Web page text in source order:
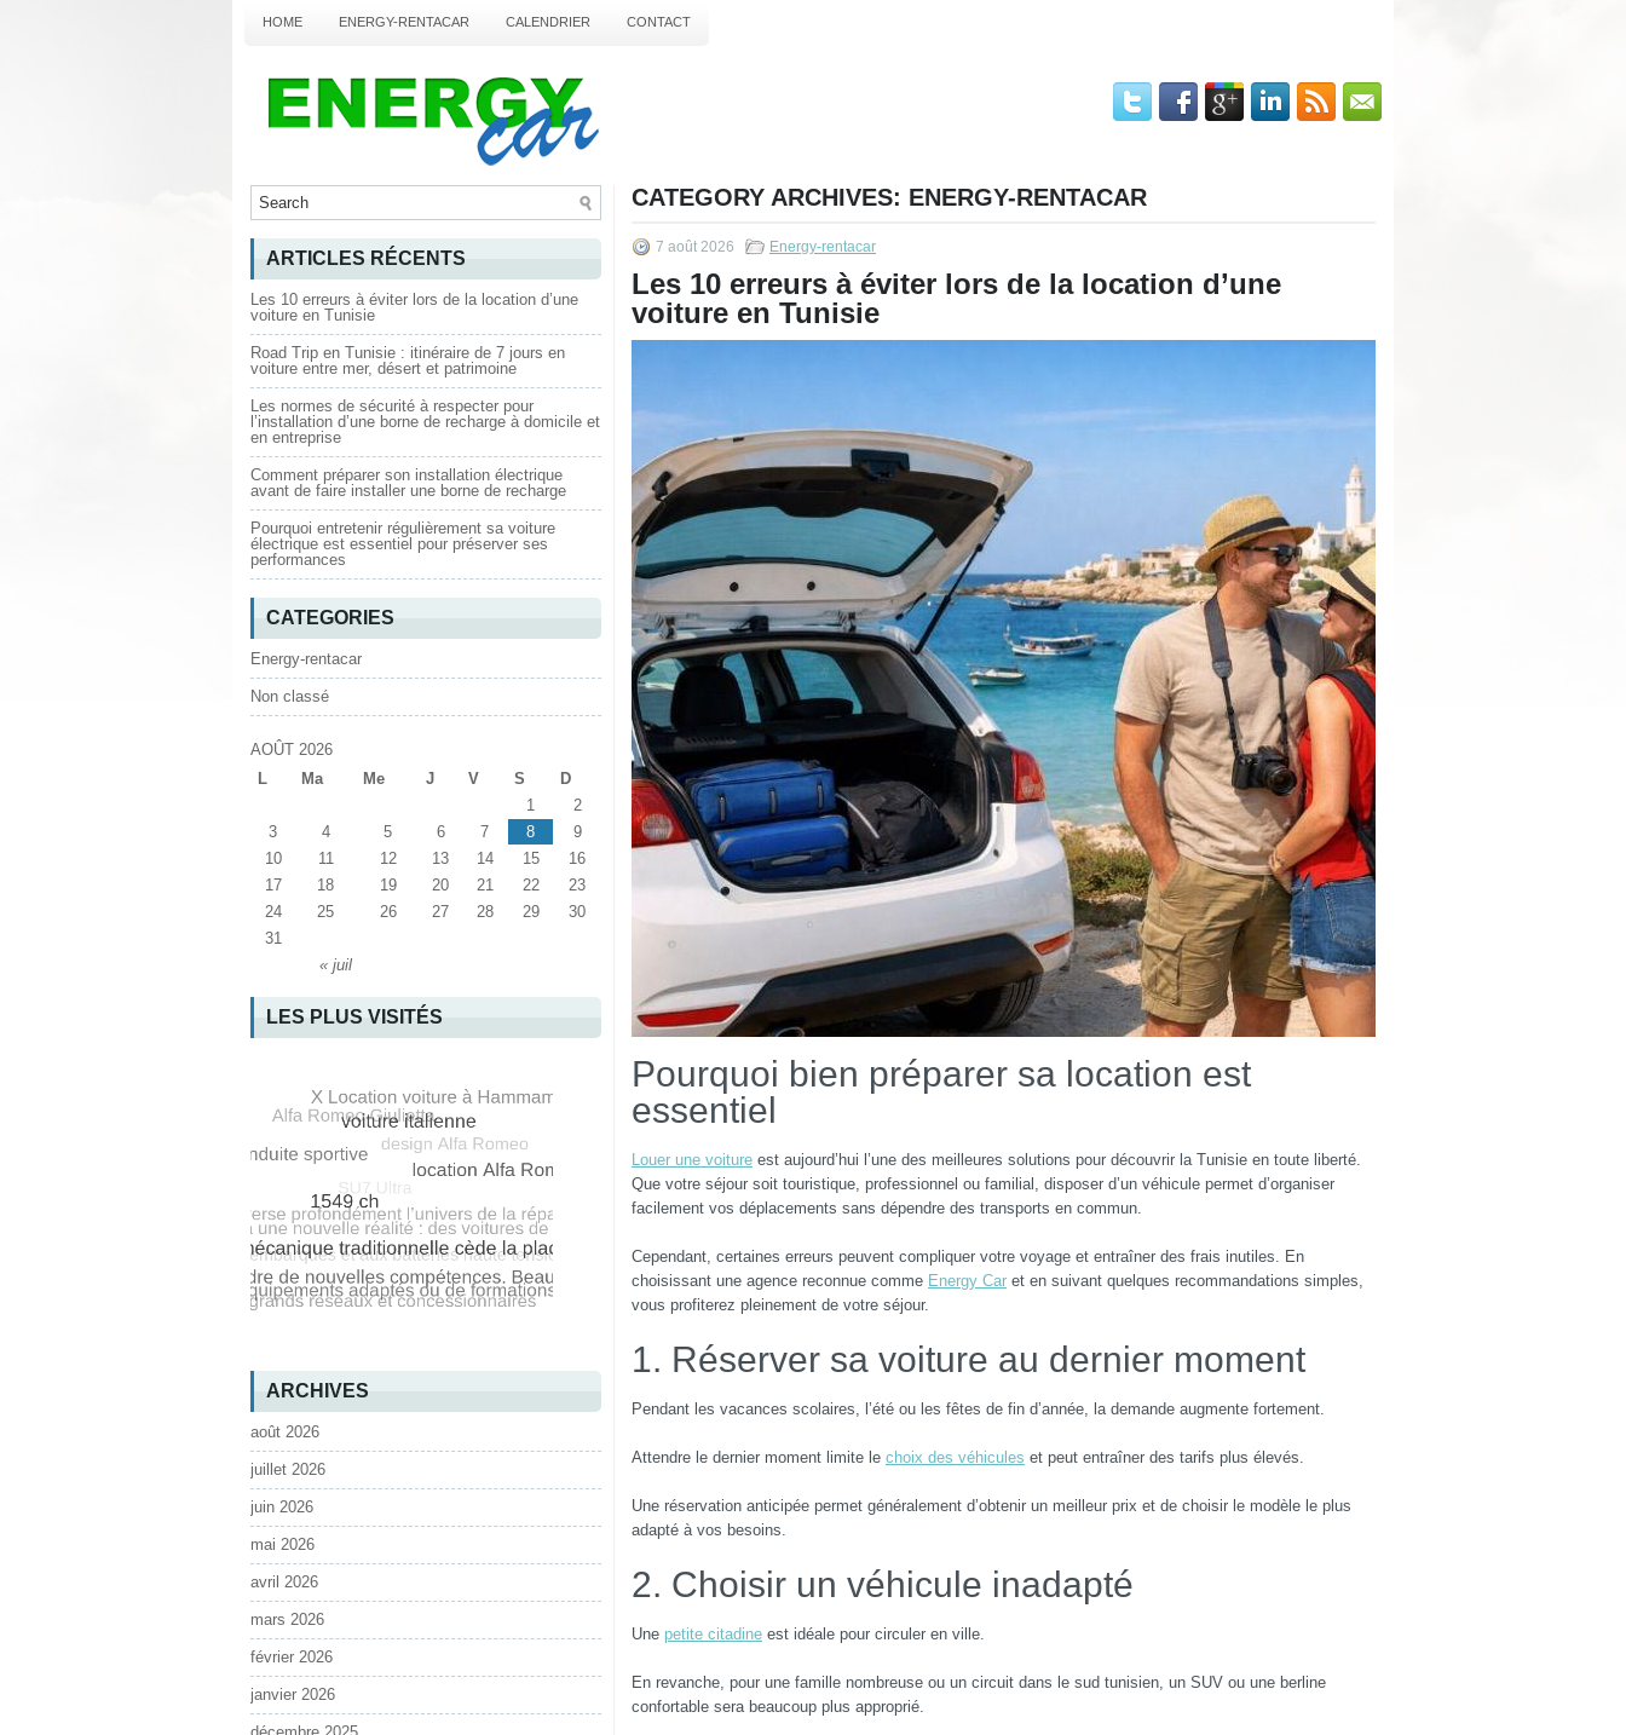
HOME ENERGY-RENTACAR CALENDRIER CONTACT
CATEGORY ARCHIVES: ENERGY-RENTACAR
7 août 2026 Energy-rentacar
Les 10 erreurs à éviter lors de la location d’une
voiture en Tunisie
Pourquoi bien préparer sa location est
essentiel
Louer une voiture est aujourd’hui l’une des meilleures solutions pour découvrir la Tunisie en toute liberté.
Que votre séjour soit touristique, professionnel ou familial, disposer d’un véhicule permet d’organiser
facilement vos déplacements sans dépendre des transports en commun.
Cependant, certaines erreurs peuvent compliquer votre voyage et entraîner des frais inutiles. En
choisissant une agence reconnue comme Energy Car et en suivant quelques recommandations simples,
vous profiterez pleinement de votre séjour.
1. Réserver sa voiture au dernier moment
Pendant les vacances scolaires, l’été ou les fêtes de fin d’année, la demande augmente fortement.
Attendre le dernier moment limite le choix des véhicules et peut entraîner des tarifs plus élevés.
Une réservation anticipée permet généralement d’obtenir un meilleur prix et de choisir le modèle le plus
adapté à vos besoins.
2. Choisir un véhicule inadapté
Une petite citadine est idéale pour circuler en ville.
En revanche, pour une famille nombreuse ou un circuit dans le sud tunisien, un SUV ou une berline
confortable sera beaucoup plus approprié.
ARTICLES RÉCENTS
Les 10 erreurs à éviter lors de la location d’une
voiture en Tunisie
Road Trip en Tunisie : itinéraire de 7 jours en
voiture entre mer, désert et patrimoine
Les normes de sécurité à respecter pour
l’installation d’une borne de recharge à domicile et
en entreprise
Comment préparer son installation électrique
avant de faire installer une borne de recharge
Pourquoi entretenir régulièrement sa voiture
électrique est essentiel pour préserver ses
performances
CATEGORIES
Energy-rentacar
Non classé
AOÛT 2026
L
Ma Me J V S D
« juil
1
2
3
4 5 6 7 8
9
10
11 12 13 14 15
16
17
18 19 20 21 22
23
24
25 26 27 28 29
30
31
LES PLUS VISITÉS
ARCHIVES
août 2026
juillet 2026
juin 2026
mai 2026
avril 2026
mars 2026
février 2026
janvier 2026